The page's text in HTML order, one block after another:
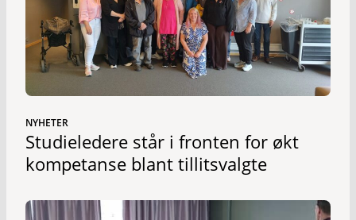
NYHETER
Studieledere står i fronten for økt
kompetanse blant tillitsvalgte